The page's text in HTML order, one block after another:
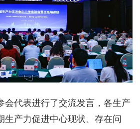
会代表进行了交流发言，各生产
生产力促进中心现状、存在问